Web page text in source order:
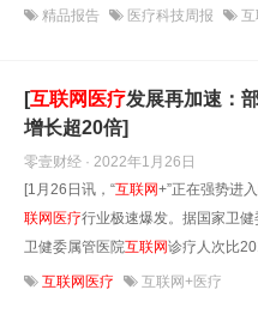
精品报告 医疗科技周报 互
[互联网 医疗发展再加速：
增长超20倍]
零壹财经 · 2022年1月26日
[1月26日讯，“互联网+”正在强势进入
联网医疗行业极速爆发。据国家卫
卫健委属管医院互联网诊疗人次比
互联网医疗 互联网+医疗